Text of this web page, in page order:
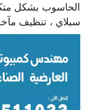
الحاسوب بشكل
سبلاي ، تنظيف